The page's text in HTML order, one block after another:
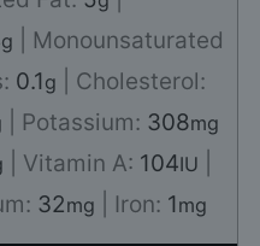
g
Monounsaturated
0.1g
Cholesterol:
Potassium: 308mg
Vitamin A: 104IU
32mg Iron: 1mg